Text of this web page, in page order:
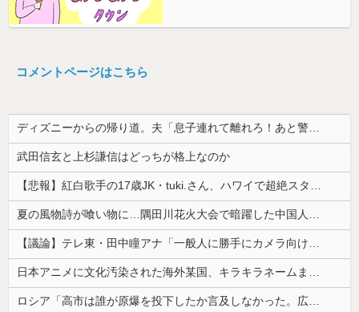
コメントページはこちら
ディズニーからの帰り道。夫「息子連れて離れろ！あと警察に通報！」私「助けて！」駅員「どうしました！？」→トンデモナイことに…
武田信玄と上杉謙信はどっちが格上なのか
【悲報】紅白歌手の17歳JK・tuki.さん、ハワイで超絶スタイルを晒すも『顔だけ頑なに隠す』ムーブを継続へｗｗｗｗ
夏の風物詩が喰い物に…隅田川花火大会で暗躍した中国人「場所取り転売ヤー」の高笑い
【議論】テレ東・田中瞳アナ「一般人に勝手にカメラ向けられて恐怖を感じるの！」←これ
日本アニメに文化汚染された海外某国、キラキラネームまで日本風の”あれ”に影響されてしまった結果……
ロシア「高市は誰が原爆を投下したか言及しなかった。広島と長崎に落ちたのはUFOだと思っているのか?」